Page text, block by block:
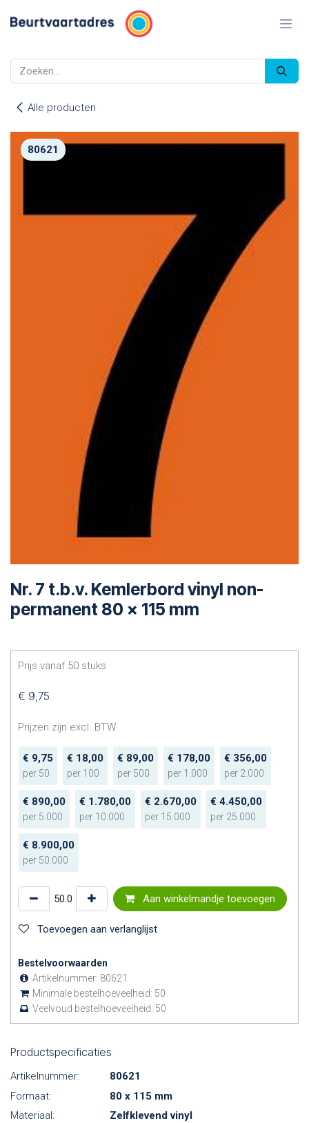
Alle producten
80621
Nr. 7 t.b.v. Kemlerbord vinyl non-
permanent 80 x 115 mm
Prijs vanaf 50 stuks
€ 9,75
Prijzen zijn excl. BTW
€ 9,75
per 50
€ 18,00
per 100
€ 89,00
per 500
€ 178,00
per 1.000
€ 356,00
per 2.000
€ 890,00
per 5.000
€ 1.780,00
per 10.000
€ 2.670,00
per 15.000
€ 4.450,00
per 25.000
€ 8.900,00
per 50.000
Aan winkelmandje toevoegen
Toevoegen aan verlanglijst
Bestelvoorwaarden
Artikelnummer: 80621
Minimale bestelhoeveelheid: 50
Veelvoud bestelhoeveelheid: 50
Productspecificaties
Artikelnummer:
80621
Formaat:
80 x 115 mm
Materiaal:
Zelfklevend vinyl